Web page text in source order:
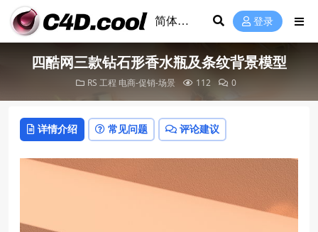
登录
四酷网三款钻石形香水瓶及条纹背景模型
RS 工程 电商-促销-场景 112 0
详情介绍 常见问题 评论建议